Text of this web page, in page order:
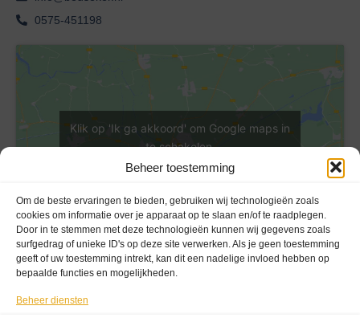
Beheer toestemming
Om de beste ervaringen te bieden, gebruiken wij technologieën zoals
cookies om informatie over je apparaat op te slaan en/of te raadplegen.
Door in te stemmen met deze technologieën kunnen wij gegevens zoals
surfgedrag of unieke ID's op deze site verwerken. Als je geen toestemming
geeft of uw toestemming intrekt, kan dit een nadelige invloed hebben op
bepaalde functies en mogelijkheden.
Beheer diensten
0575-451198
Klik op 'Ik ga akkoord' om Google maps in
te schakelen
Cookieverklaring
Ik ga akkoord